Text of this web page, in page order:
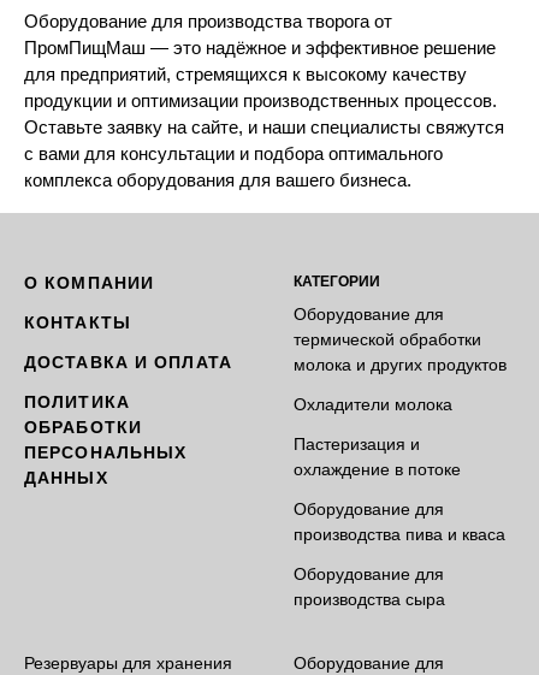
Оборудование для производства творога от
ПромПищМаш — это надёжное и эффективное решение
для предприятий, стремящихся к высокому качеству
продукции и оптимизации производственных процессов.
Оставьте заявку на сайте, и наши специалисты свяжутся
с вами для консультации и подбора оптимального
комплекса оборудования для вашего бизнеса.
О КОМПАНИИ
КОНТАКТЫ
ДОСТАВКА И ОПЛАТА
ПОЛИТИКА
ОБРАБОТКИ
ПЕРСОНАЛЬНЫХ
ДАННЫХ
КАТЕГОРИИ
Оборудование для
термической обработки
молока и других продуктов
Охладители молока
Пастеризация и
охлаждение в потоке
Оборудование для
производства пива и кваса
Оборудование для
производства сыра
Резервуары для хранения
Оборудование для